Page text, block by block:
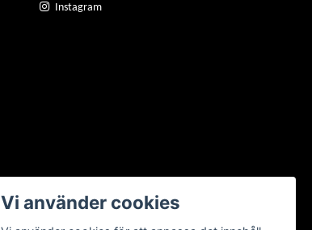
Instagram
Vi använder cookies